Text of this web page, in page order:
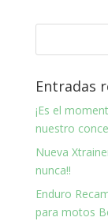
Entradas
¡Es el
nuestro
Nueva
nunca!!
Enduro
para motos